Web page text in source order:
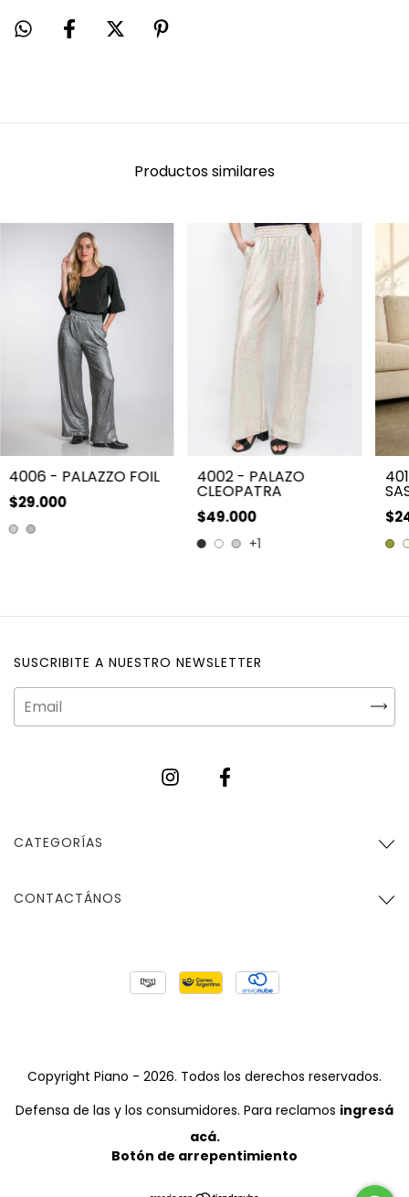
Productos similares
4006 - PALAZZO FOIL
$29.000
4002 - PALAZO
CLEOPATRA
$49.000
+1
SUSCRIBITE A NUESTRO NEWSLETTER
CATEGORÍAS
CONTACTÁNOS
Copyright Piano - 2026. Todos los derechos reservados.
Defensa de las y los consumidores. Para reclamos ingresá
acá.
Botón de arrepentimiento